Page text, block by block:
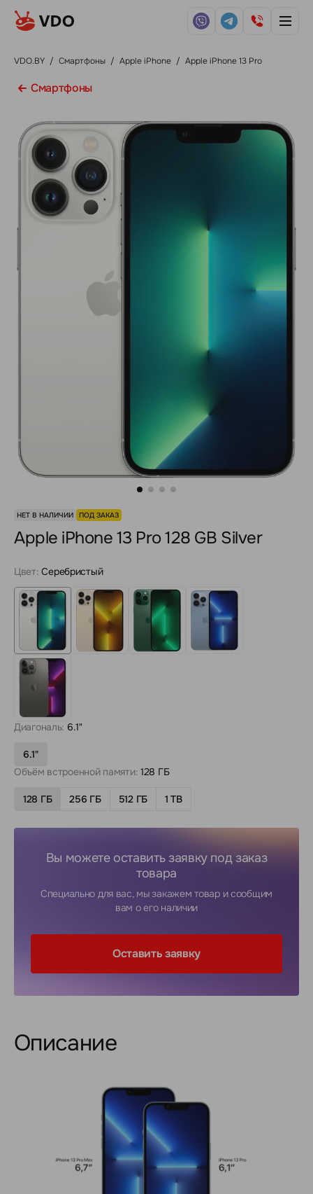
VDO.BY / Смартфоны / Apple iPhone / Apple iPhone 13 Pro
Смартфоны
НЕТ В НАЛИЧИИ ПОД ЗАКАЗ
Apple iPhone 13 Pro 128 GB Silver
Цвет: Серебристый
Диагональ: 6.1"
6.1"
Объём встроенной памяти: 128 ГБ
128 ГБ 256 ГБ 512 ГБ 1 TB
Вы можете оставить заявку под заказ
товара
Специально для вас, мы закажем товар и сообщим
вам о его наличии
Оставить заявку
Описание